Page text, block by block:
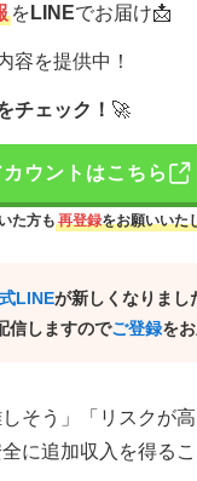
を LINEでお届け📩
容を提供中！
チェック！ 🚀
ウントはこちら
た方も 再登録をお願いいた
LINEが新しくなりまし
信しますのでご登録を
そう」「リスクが
に追加収入を得るこ